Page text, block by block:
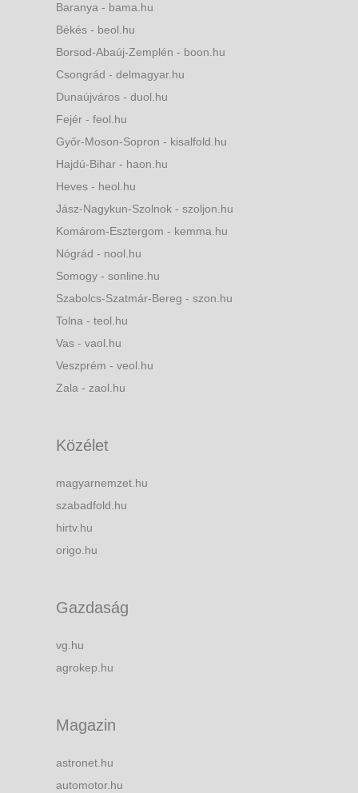
Baranya - bama.hu
Békés - beol.hu
Borsod-Abaúj-Zemplén - boon.hu
Csongrád - delmagyar.hu
Dunaújváros - duol.hu
Fejér - feol.hu
Győr-Moson-Sopron - kisalfold.hu
Hajdú-Bihar - haon.hu
Heves - heol.hu
Jász-Nagykun-Szolnok - szoljon.hu
Komárom-Esztergom - kemma.hu
Nógrád - nool.hu
Somogy - sonline.hu
Szabolcs-Szatmár-Bereg - szon.hu
Tolna - teol.hu
Vas - vaol.hu
Veszprém - veol.hu
Zala - zaol.hu
Közélet
magyarnemzet.hu
szabadfold.hu
hirtv.hu
origo.hu
Gazdaság
vg.hu
agrokep.hu
Magazin
astronet.hu
automotor.hu